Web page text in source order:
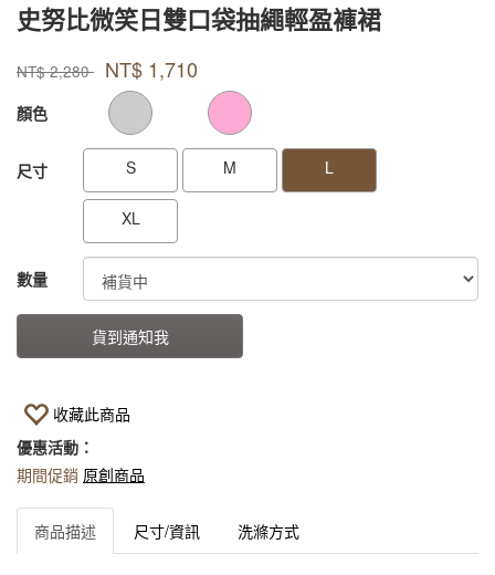
史努比微笑日雙口袋抽繩輕盈褲裙
PDAJC001
PDAJC001
Peanuts
NT$2,280 NT$ 1,710
GOODS000000000000001048693
顏色
尺寸 S M L
XL
數量
貨到通知我
收藏此商品
優惠活動：
期間促銷 原創商品
商品描述 尺寸/資訊 洗滌方式